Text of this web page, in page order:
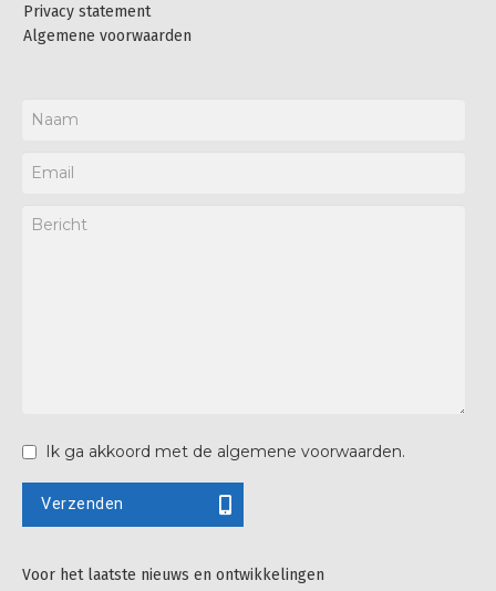
Privacy statement
Algemene voorwaarden
Ik ga akkoord met de algemene voorwaarden.
Verzenden
Voor het laatste nieuws en ontwikkelingen